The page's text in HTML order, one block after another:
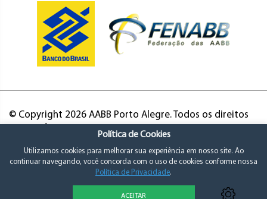
© Copyright 2026 AABB Porto Alegre. Todos os direitos
Política de Cookies
Utilizamos cookies para melhorar sua experiência em nosso site. Ao
continuar navegando, você concorda com o uso de cookies conforme nossa
Política de Privacidade.
ACEITAR